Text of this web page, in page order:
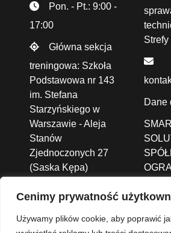
Cenimy prywatność
Używamy plików cookie, aby poprawić
Pon. - Pt.: 9:00 -
17:00
Główna sekcja
treningowa: Szkoła
Podstawowa nr 143
im. Stefana
Starzyńskiego w
Warszawie - Aleja
Stanów
Zjednoczonych 27
(Saska Kępa)
Dane
II 43A